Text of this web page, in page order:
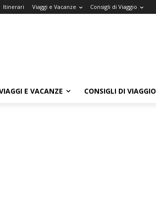
Itinerari Viaggi e Vacanze Consigli di Viaggio
E VACANZE CONSIGLI DI VIAGGIO